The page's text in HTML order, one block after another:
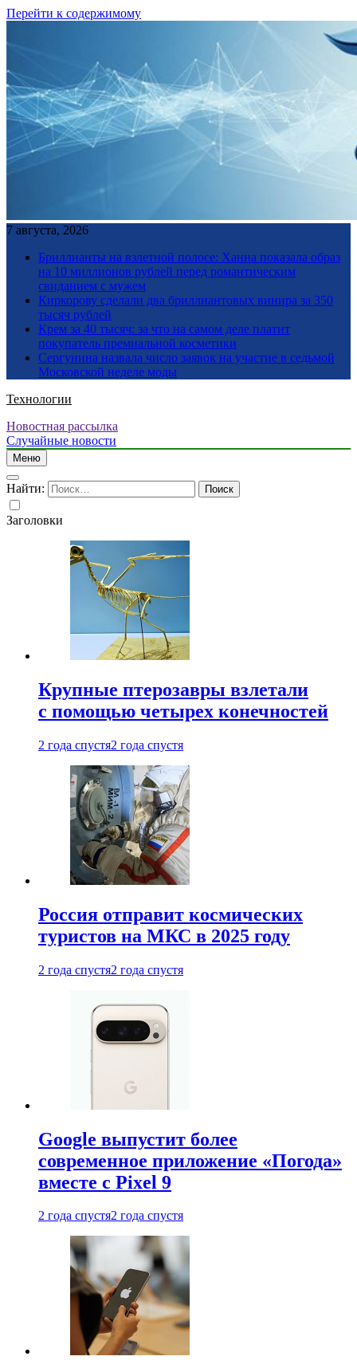
Перейти к содержимому
7 августа, 2026
Бриллианты на взлетной полосе: Ханна показала образ
на 10 миллионов рублей перед романтическим
свиданием с мужем
Киркорову сделали два бриллиантовых винира за 350
тысяч рублей
Крем за 40 тысяч: за что на самом деле платит
покупатель премиальной косметики
Сергунина назвала число заявок на участие в седьмой
Московской неделе моды
Технологии
Новостная рассылка
Случайные новости
Меню
Найти:
Заголовки
Крупные птерозавры взлетали
с помощью четырех конечностей
2 года спустя2 года спустя
Россия отправит космических
туристов на МКС в 2025 году
2 года спустя2 года спустя
Google выпустит более
современное приложение «Погода»
вместе с Pixel 9
2 года спустя2 года спустя